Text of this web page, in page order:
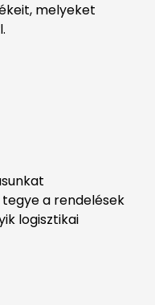
melyeket
a rendelések
logisztikai